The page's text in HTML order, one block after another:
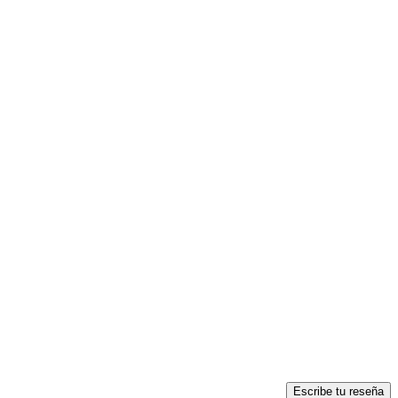
Escribe tu reseña